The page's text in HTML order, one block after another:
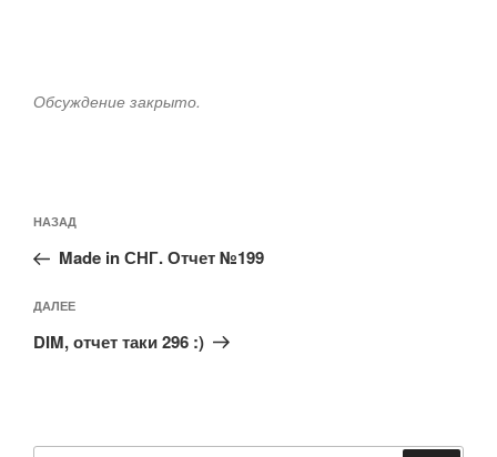
Обсуждение закрыто.
по
записям
Предыдущая
запись:
НАЗАД
Made in СНГ. Отчет №199
Следующая
запись
ДАЛЕЕ
DIM, отчет таки 296 :)